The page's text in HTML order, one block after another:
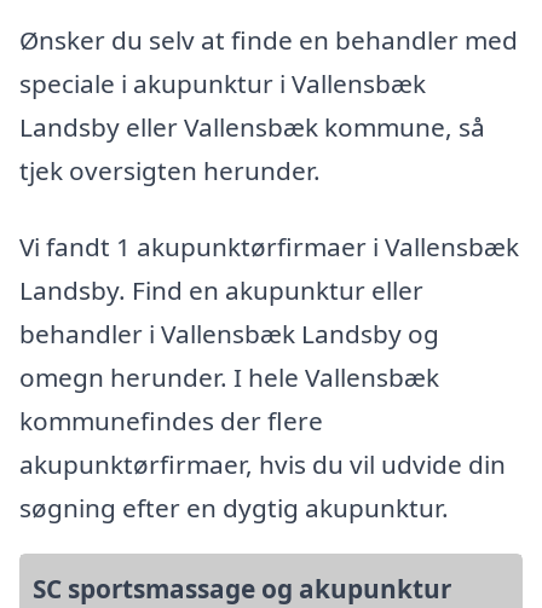
Ønsker du selv at finde en behandler med
speciale i akupunktur i Vallensbæk
Landsby eller Vallensbæk kommune, så
tjek oversigten herunder.
Vi fandt 1 akupunktørfirmaer i Vallensbæk
Landsby. Find en akupunktur eller
behandler i Vallensbæk Landsby og
omegn herunder. I hele Vallensbæk
kommunefindes der flere
akupunktørfirmaer, hvis du vil udvide din
søgning efter en dygtig akupunktur.
SC sportsmassage og akupunktur